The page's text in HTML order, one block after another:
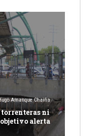
Amanque Chaiña
torrenteras ni
objetivo alerta